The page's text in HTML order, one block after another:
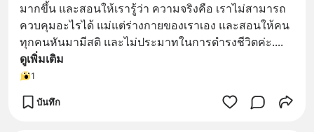
มากขึ้น และสอนให้เรารู้ว่า ความจริงคือ เราไม่สามารถ
ควบคุมอะไรได้ แม่แต่ร่างกายของเราเอง และสอนให้คน
ทุกคนหันมามีสติ และไม่ประมาทในการดำรงชีวิตค่ะ....
ดูเพิ่มเติม
1
บันทึก